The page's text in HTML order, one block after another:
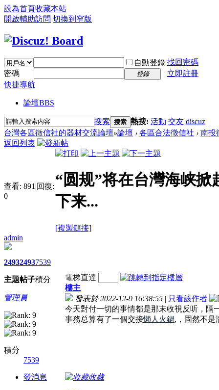
設為首頁收藏本站
開啟輔助訪問 切換到窄版
自動登錄 找回密碼
密碼
登錄
立即註冊
快捷導航
論壇BBS
搜索 搜索 熱搜: 活動 交友 discuz
台灣各區徵信社的器材交流論壇»論壇 › 各區合法徵信社 › 南投
返回列表
查看: 891 |回復:
0
“圆规”将在台灣海峡
下来...
[複製鏈接]
admin
2493
主題
2493
帖子
7539
積分
管理員
積分
7539
發消息
電梯直達
樓主
發表於 2022-12-9 16:38:55 | 只看該作者
今天對付一切的事情都是那末收視反听，隔
事務总算有了一個交接懶人火鍋,，固然不是
收藏